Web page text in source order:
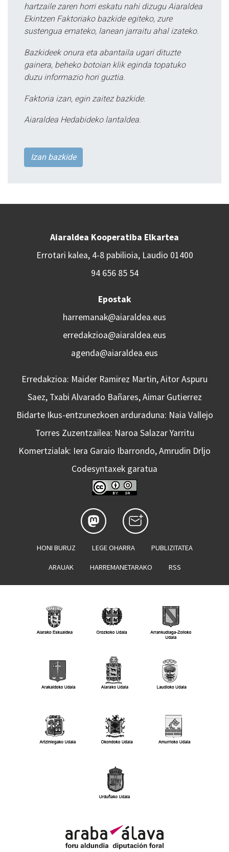
hartzaile zaren horri eskatu nahi dizugu Aiaraldea
Ekintzen Faktoriako bazkide egiteko, zure
sustengua emateko, lanean jarraitu ahal izateko.
Bazkideek onura eta abantaila ugari dituzte
gainera, beheko botoian klik eginda topatuko
duzu informazio hori guztia.
Faktoria izan, egin zaitez bazkide.
Aiaraldea Hedabideko lantaldea.
Izan bazkide
Aiaraldea Kooperatiba Elkartea
Errotari kalea, 4-8 pabilioia, Laudio 01400
94 656 85 54
Epostak
harremanak@aiaraldea.eus
erredakzioa@aiaraldea.eus
agenda@aiaraldea.eus
Erredakzioa: Maider Ramirez Martin, Aitor Aspuru
Saez, Txabi Alvarado Bañares, Aimar Gutierrez
Bidarte Ikus-entzunezkoen arduraduna: Naia Vallejo
Torres Zuzentzailea: Naroa Salazar Yarritu
Komertzialak: Iera Garaio Ibarrondo, Amrudin Drljo
Codesyntaxek garatua
HONI BURUZ LEGE OHARRA PUBLIZITATEA
ARAUAK HARREMANETARAKO RSS